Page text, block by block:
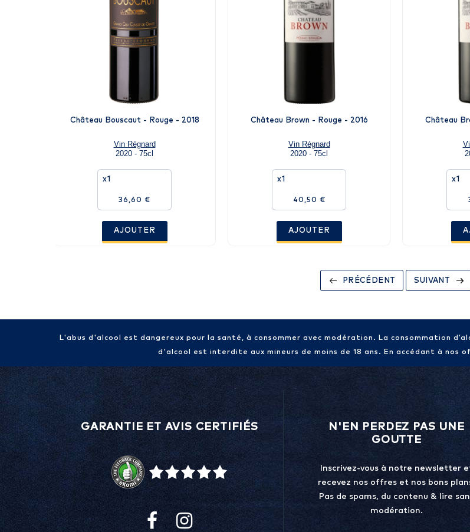
Château Bouscaut - Rouge - 2018
Vin Régnard
2020 - 75cl
x1
36,60 €
AJOUTER
Château Brown - Rouge - 2016
Vin Régnard
2020 - 75cl
x1
40,50 €
AJOUTER
Château
x1
PRÉCÉDENT SUIVANT
L'abus d'alcool est dangereux pour la santé, à consommer avec modération. La consommation
d'alcool est interdite aux mineurs de moins de 18 ans. En accédant à nos
GARANTIE ET AVIS CERTIFIÉS
N'EN PERDEZ PAS UNE
GOUTTE
Inscrivez-vous à notre newsletter
recevez nos offres et nos bons
Pas de spams, du contenu & lire
modération.